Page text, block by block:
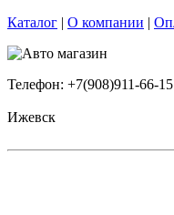
Каталог | О компании |
Телефон: +7(908)911-66-15
Ижевск